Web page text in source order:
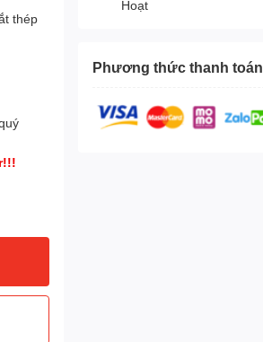
thép
Hoạt
Phương thức thanh toán